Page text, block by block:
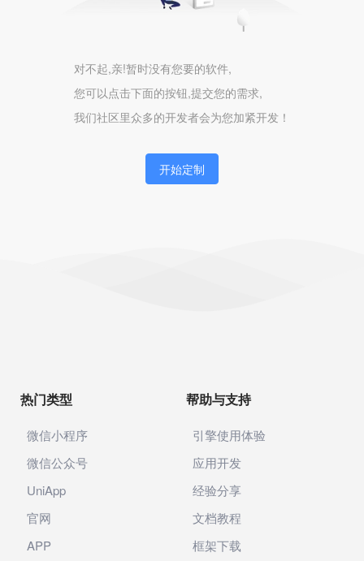
对不起,亲!暂时没有您要的软件,
您可以点击下面的按钮,提交您的需求,
我们社区里众多的开发者会为您加紧开发！
开始定制
热门类型
微信小程序
微信公众号
UniApp
官网
APP
帮助与支持
引擎使用体验
应用开发
经验分享
文档教程
框架下载